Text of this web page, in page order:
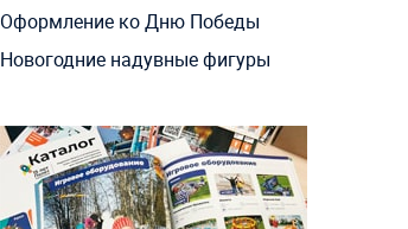
Оформление ко Дню Победы
Новогодние надувные фигуры